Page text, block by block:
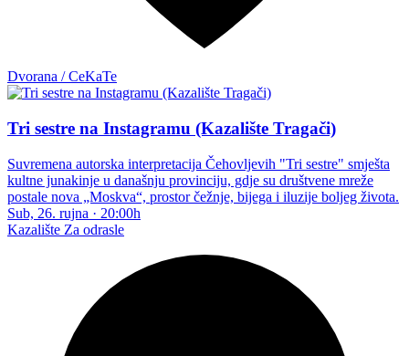
Dvorana / CeKaTe
Tri sestre na Instagramu (Kazalište Tragači)
Suvremena autorska interpretacija Čehovljevih "Tri sestre" smješta
kultne junakinje u današnju provinciju, gdje su društvene mreže
postale nova „Moskva“, prostor čežnje, bijega i iluzije boljeg života.
Sub, 26. rujna · 20:00h
Kazalište Za odrasle